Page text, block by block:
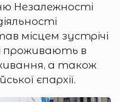
Незалежності
місцем зустрічі
проживають в
а також
єпархії.